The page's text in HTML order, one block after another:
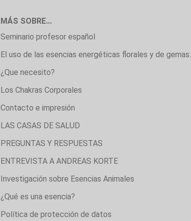
MÁS SOBRE...
Seminario profesor español
El uso de las esencias energéticas florales y de gemas.
¿Que necesito?
Los Chakras Corporales
Contacto e impresión
LAS CASAS DE SALUD
PREGUNTAS Y RESPUESTAS
ENTREVISTA A ANDREAS KORTE
Investigación sobre Esencias Animales
¿Qué es una esencia?
Política de protección de datos